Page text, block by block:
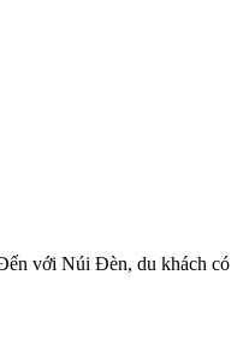
với Núi Đèn, du khách có